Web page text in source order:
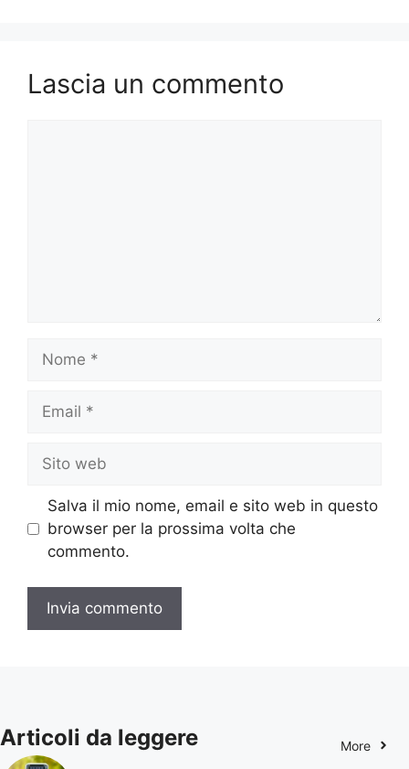
Lascia un commento
Nome
Email
Sito
web
Salva il mio nome, email e sito web in questo
browser per la prossima volta che
commento.
Articoli da leggere More